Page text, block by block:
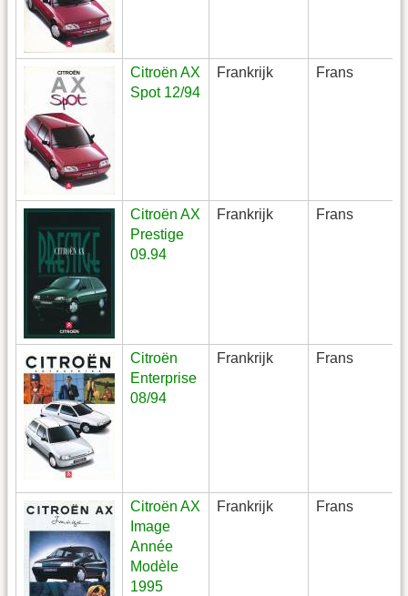
Citroën AX
Spot 12/94
Frankrijk Frans
Citroën AX
Prestige
09.94
Frankrijk Frans
Citroën
Enterprise
08/94
Frankrijk Frans
Citroën AX
Image
Année
Modèle
1995
Frankrijk Frans